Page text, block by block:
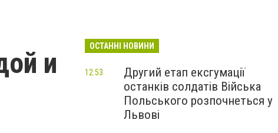
и
ОСТАННІ НОВИНИ
Другий етап ексгумації
останків солдатів Війська
Польського розпочнеться у
Львові
12:53